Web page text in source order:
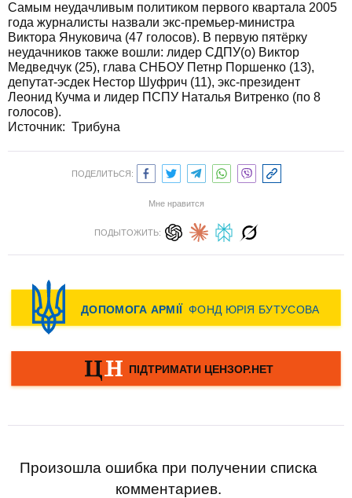
Самым неудачливым политиком первого квартала 2005
года журналисты назвали экс-премьер-министра
Виктора Януковича (47 голосов). В первую пятёрку
неудачников также вошли: лидер СДПУ(о) Виктор
Медведчук (25), глава СНБОУ Петнр Поршенко (13),
депутат-эсдек Нестор Шуфрич (11), экс-президент
Леонид Кучма и лидер ПСПУ Наталья Витренко (по 8
голосов).
Источник: Трибуна
ПОДЕЛИТЬСЯ:
Мне нравится
ПОДЫТОЖИТЬ:
Произошла ошибка при получении списка
комментариев.